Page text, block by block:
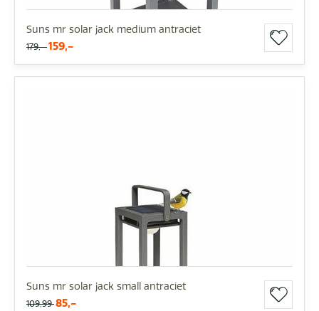
Suns mr solar jack medium antraciet
179,- 159,-
Suns mr solar jack small antraciet
109,99 85,-